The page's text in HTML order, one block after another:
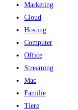
Marketing
Cloud
Hosting
Computer
Office
Streaming
Mac
Familie
Tiere